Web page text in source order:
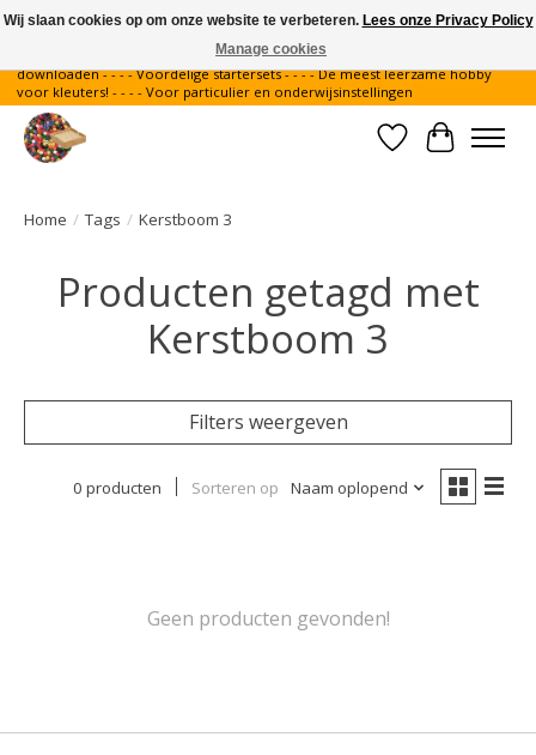
Gratis verzending binnen Nederland - - - - Legvoorbeelden gratis te
downloaden - - - - Voordelige startersets - - - - De meest leerzame hobby
voor kleuters! - - - - Voor particulier en onderwijsinstellingen
Verlanglijst
Home / Tags / Kerstboom 3
Producten getagd met
Kerstboom 3
Filters weergeven
0 producten Sorteren op Naam oplopend
Geen producten gevonden!
Wij slaan cookies op om onze website te verbeteren. Lees onze Privacy Policy
Manage cookies